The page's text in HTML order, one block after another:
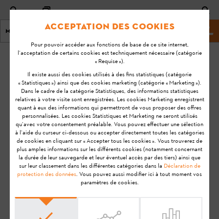
Menu Site Web de STIHL
Page d'accueil KA-01198
Quelles sont les
consignes à suivre
pour le rangement
de la batterie STIHL
AR L ?
Dernière
mise à
jour:
08-07-
20
FAQ
Utilisation
Avant de préparer votre produit STIHL à
transporter, de le stocker, de l'entretenir, de le réparer, de le
dépanner ou de l'éliminer, veuillez lire attentivement leManuel
Acceptation des cookies
Pour pouvoir accéder aux fonctions de base de ce site internet,
l’acceptation de certains cookies est techniquement nécessaire (catégorie
« Requise »).
Il existe aussi des cookies utilisés à des fins statistiques (catégorie
« Statistiques ») ainsi que des cookies marketing (catégorie « Marketing »).
Dans le cadre de la catégorie Statistiques, des informations statistiques
relatives à votre visite sont enregistrées. Les cookies Marketing enregistrent
quant à eux des informations qui permettront de vous proposer des offres
personnalisées. Les cookies Statistiques et Marketing ne seront utilisés
qu’avec votre consentement préalable. Vous pouvez effectuer une sélection
à l’aide du curseur ci-dessous ou accepter directement toutes les catégories
de cookies en cliquant sur « Accepter tous les cookies ». Vous trouverez de
plus amples informations sur les différents cookies (notamment concernant
la durée de leur sauvegarde et leur éventuel accès par des tiers) ainsi que
sur leur classement dans les différentes catégories dans la Déclaration de
protection des données. Vous pouvez aussi modifier ici à tout moment vos
paramètres de cookies.